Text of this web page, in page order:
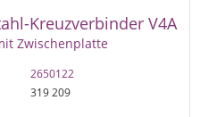
Kreuzverbinder V4A
Zwischenplatte
2650122
319 209